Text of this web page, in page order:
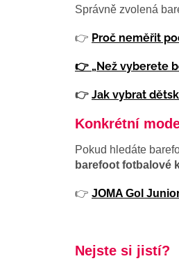
Správně zvolená
👉 Proč neměřit
👉 „Než vyberete
👉 Jak vybrat
Konkrétní
Pokud hledáte
barefoot fotbalové
👉 JOMA Gol
Nejste si jistí?